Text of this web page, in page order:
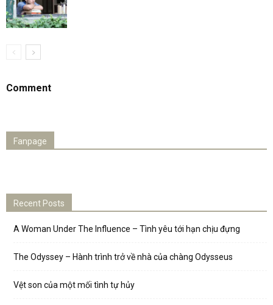
Comment
Fanpage
Recent Posts
A Woman Under The Influence – Tình yêu tới hạn chịu đựng
The Odyssey – Hành trình trở về nhà của chàng Odysseus
Vệt son của một mối tình tự hủy